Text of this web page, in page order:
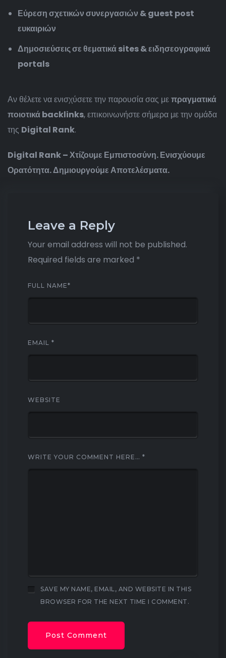
Εύρεση σχετικών συνεργασιών & guest post
ευκαιριών
Δημοσιεύσεις σε θεματικά sites & ειδησεογραφικά
portals
Αν θέλετε να ενισχύσετε την παρουσία σας μεπραγματικά
ποιοτικά backlinks, επικοινωνήστε σήμερα με την ομάδα
της Digital Rank.
Digital Rank – Χτίζουμε Εμπιστοσύνη. Ενισχύουμε
Ορατότητα. Δημιουργούμε Αποτελέσματα.
Leave a Reply
Your email address will not be published.
Required fields are marked *
FULL NAME*
EMAIL *
WEBSITE
WRITE YOUR COMMENT HERE… *
SAVE MY NAME, EMAIL, AND WEBSITE IN THIS
BROWSER FOR THE NEXT TIME I COMMENT.